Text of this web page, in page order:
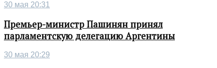
30 мая 20:31
Премьер-министр Пашинян принял
парламентскую делегацию Аргентины
30 мая 20:29